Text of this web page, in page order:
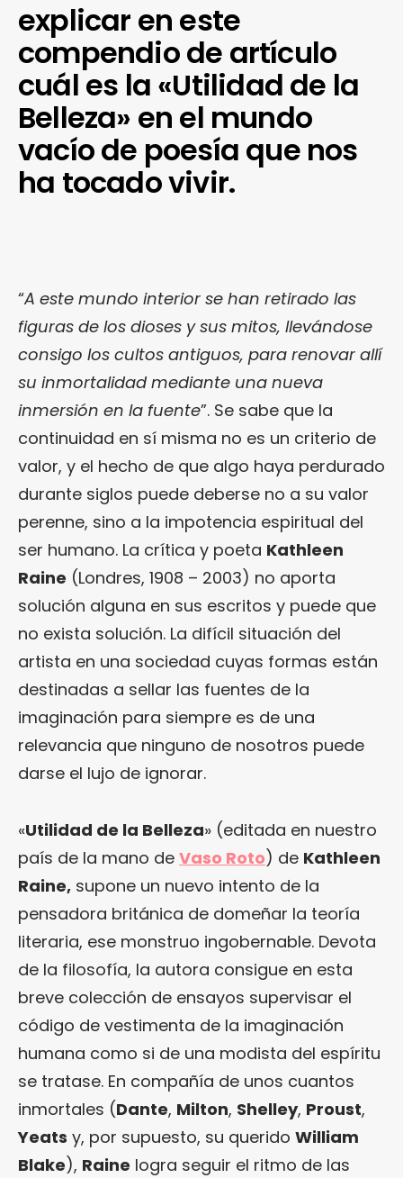
explicar en este
compendio de artículo
cuál es la «Utilidad de la
Belleza» en el mundo
vacío de poesía que nos
ha tocado vivir.
“A este mundo interior se han retirado las
figuras de los dioses y sus mitos, llevándose
consigo los cultos antiguos, para renovar allí
su inmortalidad mediante una nueva
inmersión en la fuente”. Se sabe que la
continuidad en sí misma no es un criterio de
valor, y el hecho de que algo haya perdurado
durante siglos puede deberse no a su valor
perenne, sino a la impotencia espiritual del
ser humano. La crítica y poeta Kathleen
Raine (Londres, 1908 – 2003) no aporta
solución alguna en sus escritos y puede que
no exista solución. La difícil situación del
artista en una sociedad cuyas formas están
destinadas a sellar las fuentes de la
imaginación para siempre es de una
relevancia que ninguno de nosotros puede
darse el lujo de ignorar.
«Utilidad de la Belleza» (editada en nuestro
país de la mano de Vaso Roto) de Kathleen
Raine, supone un nuevo intento de la
pensadora británica de domeñar la teoría
literaria, ese monstruo ingobernable. Devota
de la filosofía, la autora consigue en esta
breve colección de ensayos supervisar el
código de vestimenta de la imaginación
humana como si de una modista del espíritu
se tratase. En compañía de unos cuantos
inmortales (Dante, Milton, Shelley, Proust,
Yeats y, por supuesto, su querido William
Blake), Raine logra seguir el ritmo de las